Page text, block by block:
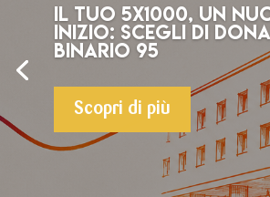
Il tuo 5X1000, un
inizio: scegli di
Binario 95
Scopri di più